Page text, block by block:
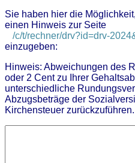
Sie haben hier die
einen Hinweis zur Seite
/c/t/rechner/drv?id=drv-
einzugeben:
Hinweis: Abweichungen des
oder 2 Cent zu Ihrer
unterschiedliche
Abzugsbeträge der
Kirchensteuer zurückzuführen.